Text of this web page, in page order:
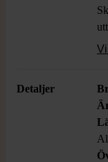
till
Detaljer